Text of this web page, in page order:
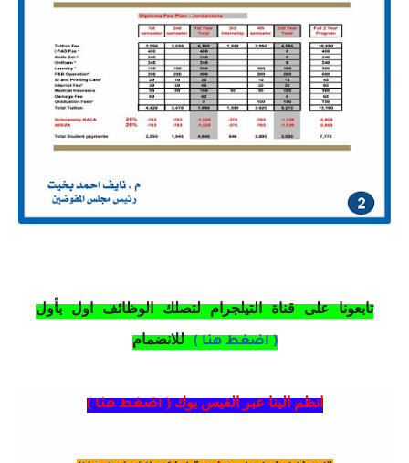
تابعونا على قناة التيلجرام لتصلك الوظائف اول بأول
( اضغط هنا )للانضمام
انظم الينا عبر الفيس بوك (اضغط هنا)